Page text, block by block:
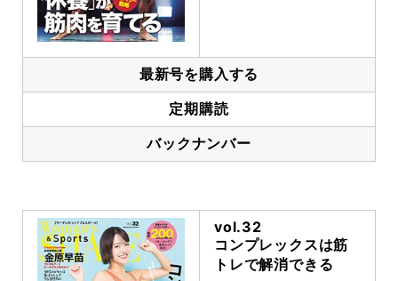
最新号を購入する
定期購読
バックナンバー
vol.32
コンプレックスは筋
トレで解消できる